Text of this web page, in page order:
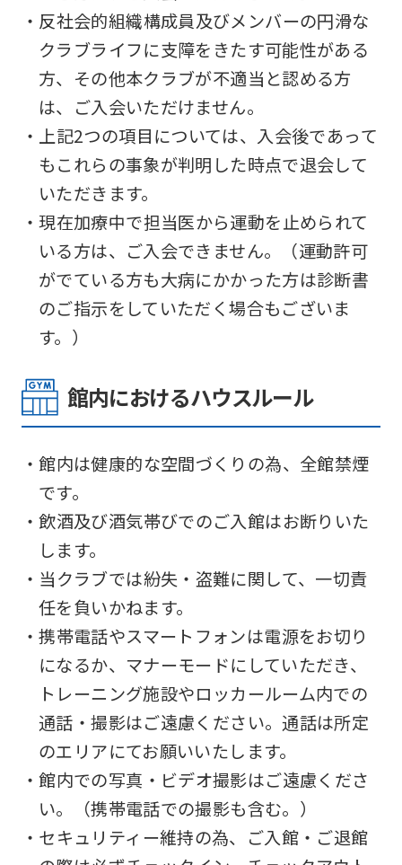
・反社会的組織構成員及びメンバーの円滑な
クラブライフに支障をきたす可能性がある
方、その他本クラブが不適当と認める方
は、ご入会いただけません。
・上記2つの項目については、入会後であって
もこれらの事象が判明した時点で退会して
いただきます。
・現在加療中で担当医から運動を止められて
いる方は、ご入会できません。（運動許可
がでている方も大病にかかった方は診断書
のご指示をしていただく場合もございま
す。）
館内におけるハウスルール
・館内は健康的な空間づくりの為、全館禁煙
です。
・飲酒及び酒気帯びでのご入館はお断りいた
します。
・当クラブでは紛失・盗難に関して、一切責
任を負いかねます。
・携帯電話やスマートフォンは電源をお切り
になるか、マナーモードにしていただき、
トレーニング施設やロッカールーム内での
通話・撮影はご遠慮ください。通話は所定
のエリアにてお願いいたします。
・館内での写真・ビデオ撮影はご遠慮くださ
い。（携帯電話での撮影も含む。）
・セキュリティー維持の為、ご入館・ご退館